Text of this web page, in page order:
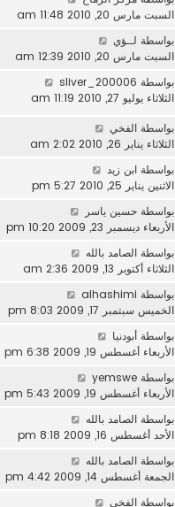
السبت مارس 20, 2010 11:48 am
بواسطة لــؤي
السبت مارس 20, 2010 12:39 am
بواسطة sliver_200006
الثلاثاء يوليو 27, 2010 11:19 am
بواسطة الفخي
الثلاثاء يناير 26, 2010 2:02 am
بواسطة ابن زيد
الاثنين يناير 25, 2010 5:27 pm
بواسطة حسين ياسر
الأربعاء ديسمبر 23, 2009 10:20 pm
بواسطة الصامد بالله
الثلاثاء أكتوبر 13, 2009 2:36 am
بواسطة alhashimi
الخميس سبتمبر 17, 2009 8:03 pm
بواسطة أبودنيا
الأربعاء أغسطس 19, 2009 6:38 pm
بواسطة yemswe
الأربعاء أغسطس 19, 2009 5:43 pm
بواسطة الصامد بالله
الأحد أغسطس 16, 2009 8:18 pm
بواسطة الصامد بالله
الجمعة أغسطس 14, 2009 4:42 pm
بواسطة الفخي